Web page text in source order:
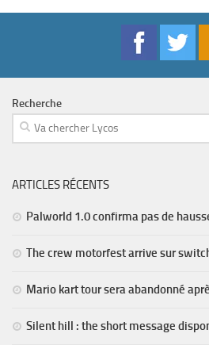
Recherche
ARTICLES RÉCENTS
Palworld 1.0 confirma pas de
The crew motorfest arrive sur
Mario kart tour sera abandonné
Silent hill : the short message